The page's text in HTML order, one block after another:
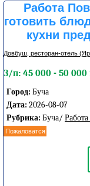
Работа
готовить
кухни
Довбуш, ресторан-отель
З/п: 45 000 - 50 000
Город: Буча
Дата: 2026-08-07
Рубрика: Буча/
Пожаловатся